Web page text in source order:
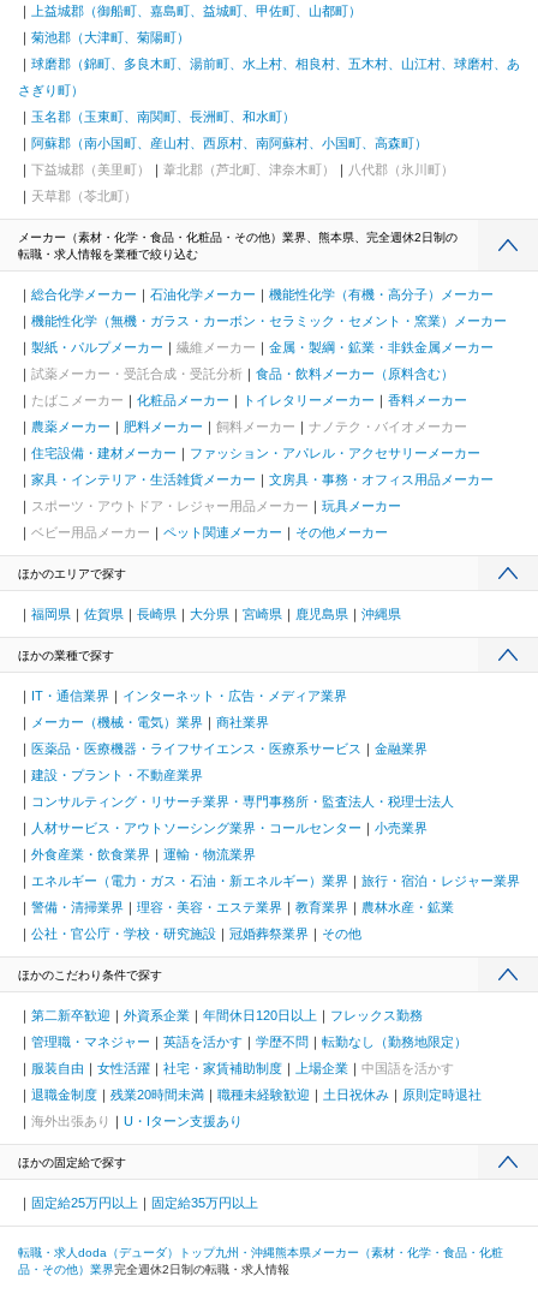
上益城郡（御船町、嘉島町、益城町、甲佐町、山都町）
菊池郡（大津町、菊陽町）
球磨郡（錦町、多良木町、湯前町、水上村、相良村、五木村、山江村、球磨村、あ
さぎり町）
玉名郡（玉東町、南関町、長洲町、和水町）
阿蘇郡（南小国町、産山村、西原村、南阿蘇村、小国町、高森町）
下益城郡（美里町）
葦北郡（芦北町、津奈木町）
八代郡（氷川町）
天草郡（苓北町）
メーカー（素材・化学・食品・化粧品・その他）業界、熊本県、完全週休2日制の
転職・求人情報を業種で絞り込む
総合化学メーカー 石油化学メーカー
機能性化学（有機・高分子）メーカー
機能性化学（無機・ガラス・カーボン・セラミック・セメント・窯業）メーカー
製紙・パルプメーカー
繊維メーカー
金属・製綱・鉱業・非鉄金属メーカー
試薬メーカー・受託合成・受託分析
食品・飲料メーカー（原料含む）
たばこメーカー
化粧品メーカー トイレタリーメーカー
香料メーカー
農薬メーカー
肥料メーカー 飼料メーカー
ナノテク・バイオメーカー
住宅設備・建材メーカー
ファッション・アパレル・アクセサリーメーカー
家具・インテリア・生活雑貨メーカー
文房具・事務・オフィス用品メーカー
スポーツ・アウトドア・レジャー用品メーカー
玩具メーカー
ベビー用品メーカー
ペット関連メーカー その他メーカー
ほかのエリアで探す
福岡県 佐賀県 長崎県 大分県 宮崎県 鹿児島県 沖縄県
ほかの業種で探す
IT・通信業界
インターネット・広告・メディア業界
メーカー（機械・電気）業界
商社業界
医薬品・医療機器・ライフサイエンス・医療系サービス
金融業界
建設・プラント・不動産業界
コンサルティング・リサーチ業界・専門事務所・監査法人・税理士法人
人材サービス・アウトソーシング業界・コールセンター
小売業界
外食産業・飲食業界
運輸・物流業界
エネルギー（電力・ガス・石油・新エネルギー）業界
旅行・宿泊・レジャー業界
警備・清掃業界
理容・美容・エステ業界 教育業界
農林水産・鉱業
公社・官公庁・学校・研究施設
冠婚葬祭業界 その他
ほかのこだわり条件で探す
第二新卒歓迎 外資系企業 年間休日120日以上
フレックス勤務
管理職・マネジャー
英語を活かす 学歴不問
転勤なし（勤務地限定）
服装自由
女性活躍 社宅・家賃補助制度 上場企業
中国語を活かす
退職金制度
残業20時間未満 職種未経験歓迎 土日祝休み
原則定時退社
海外出張あり
U・Iターン支援あり
ほかの固定給で探す
固定給25万円以上 固定給35万円以上
転職・求人doda（デューダ）トップ九州・沖縄熊本県 メーカー（素材・化学・食品・化粧
品・その他）業界完全週休2日制の転職・求人情報